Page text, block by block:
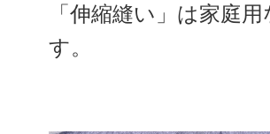
「伸縮縫い」は家庭
す。